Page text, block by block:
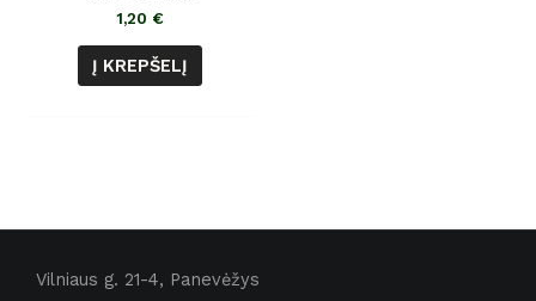
1,20 €
Į KREPŠELĮ
Vilniaus g. 21-4, Panevėžys